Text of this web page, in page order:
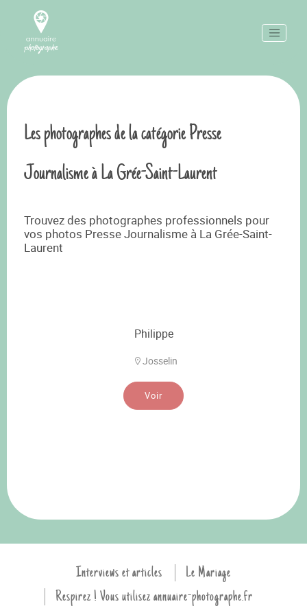
Les photographes de la catégorie Presse
Journalisme à La Grée-Saint-Laurent
Trouvez des photographes professionnels pour
vos photos Presse Journalisme à La Grée-Saint-
Laurent
Philippe
Josselin
Voir
Interviews et articles
Le Mariage
Respirez ! Vous utilisez annuaire-photographe.fr